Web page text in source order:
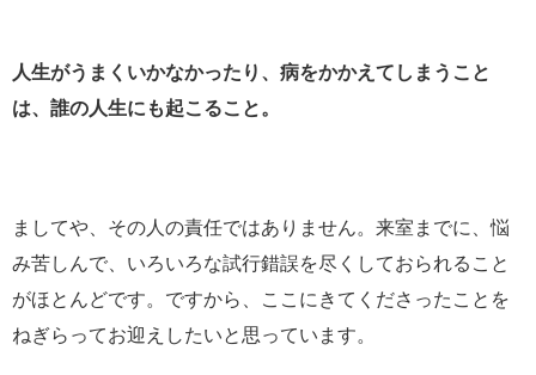
人生がうまくいかなかったり、病をかかえてしまうこと
は、誰の人生にも起こること。
ましてや、その人の責任ではありません。来室までに、悩
み苦しんで、いろいろな試行錯誤を尽くしておられること
がほとんどです。ですから、ここにきてくださったことを
ねぎらってお迎えしたいと思っています。